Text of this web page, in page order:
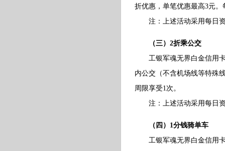
折优惠，单笔优惠最高3元
注：上述活动采用每日资
（三）2折乘公交
工银军魂无界白金信用卡
内公交（不含机场线等特殊
周限享受1次。
注：上述活动采用每日资
（四）1分钱骑单车
工银军魂无界白金信用卡